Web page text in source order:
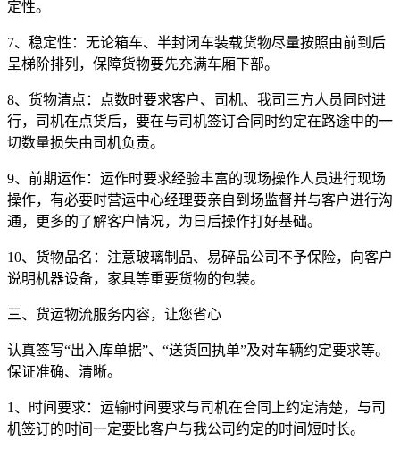
定性。
7、稳定性：无论箱车、半封闭车装载货物尽量按照由前到后
呈梯阶排列，保障货物要先充满车厢下部。
8、货物清点：点数时要求客户、司机、我司三方人员同时进
行，司机在点货后，要在与司机签订合同时约定在路途中的一
切数量损失由司机负责。
9、前期运作：运作时要求经验丰富的现场操作人员进行现场
操作，有必要时营运中心经理要亲自到场监督并与客户进行沟
通，更多的了解客户情况，为日后操作打好基础。
10、货物品名：注意玻璃制品、易碎品公司不予保险，向客户
说明机器设备，家具等重要货物的包装。
三、货运物流服务内容，让您省心
认真签写“出入库单据”、“送货回执单”及对车辆约定要求等。
保证准确、清晰。
1、时间要求：运输时间要求与司机在合同上约定清楚，与司
机签订的时间一定要比客户与我公司约定的时间短时长。